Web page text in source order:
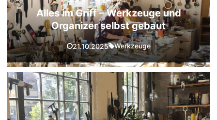
Alles im Griff – Werkzeuge und
Organizer selbst gebaut
21.10.2025 Werkzeuge